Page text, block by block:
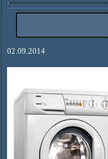
02.09.2014